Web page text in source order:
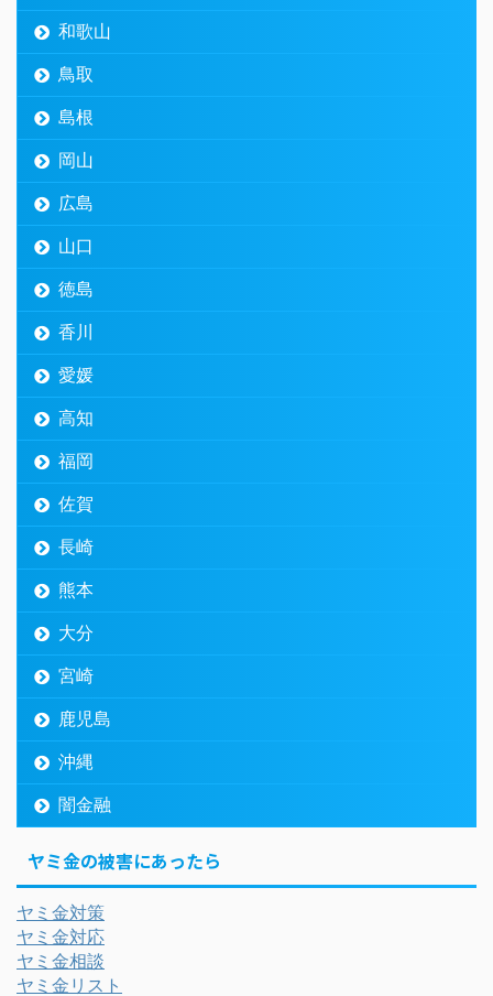
和歌山
鳥取
島根
岡山
広島
山口
徳島
香川
愛媛
高知
福岡
佐賀
長崎
熊本
大分
宮崎
鹿児島
沖縄
闇金融
ヤミ金の被害にあったら
ヤミ金対策
ヤミ金対応
ヤミ金相談
ヤミ金リスト